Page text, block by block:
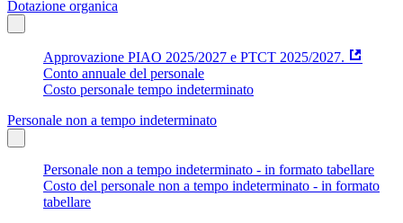
Dotazione organica
Approvazione PIAO 2025/2027 e PTCT 2025/2027.
Conto annuale del personale
Costo personale tempo indeterminato
Personale non a tempo indeterminato
Personale non a tempo indeterminato - in formato tabellare
Costo del personale non a tempo indeterminato - in formato
tabellare